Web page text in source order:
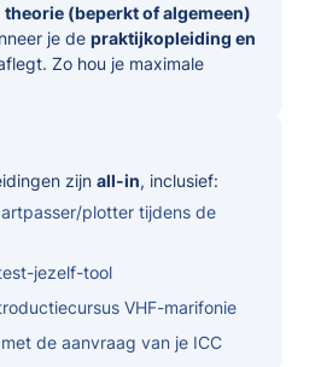
theorie (beperkt of algemeen)
je de praktijkopleiding en
Zo hou je maximale
zijn all-in, inclusief:
plotter tijdens de
jezelf-tool
VHF-marifonie
de aanvraag van je ICC